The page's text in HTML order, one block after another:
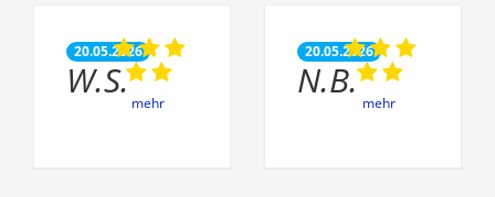
20.05.2026
W.S.
mehr
20.05.2026
N.B.
mehr